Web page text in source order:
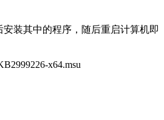
装其中的程序，随后重启计算机即
x64.msu